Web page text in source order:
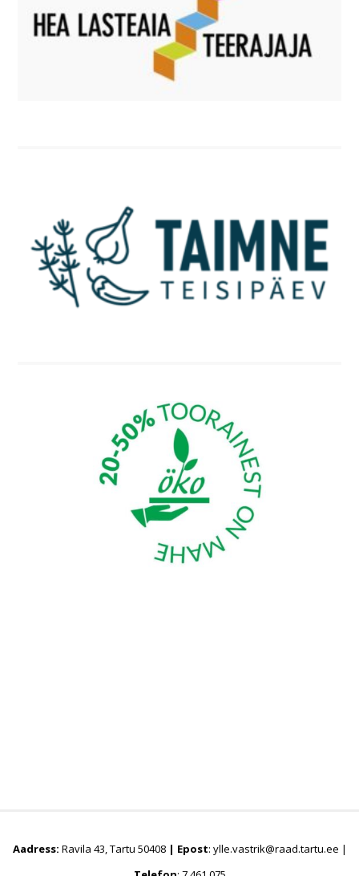
Aadress: Ravila 43, Tartu 50408| Epost: ylle.vastrik@raad.tartu.ee |